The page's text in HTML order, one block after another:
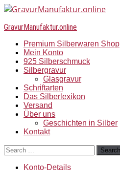
GravurManufaktur.online
Premium Silberwaren Shop
Mein Konto
925 Silberschmuck
Silbergravur
Glasgravur
Schriftarten
Das Silberlexikon
Versand
Über uns
Geschichten in Silber
Kontakt
Search
Konto-Details